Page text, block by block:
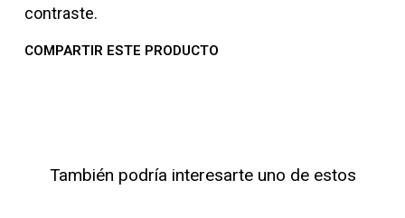
contraste.
COMPARTIR ESTE PRODUCTO
También podría interesarte uno de estos